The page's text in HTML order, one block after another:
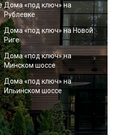
Дома «под ключ» на
Рублевке
Дома «под ключ» на Новой
Риге
Дома «под ключ» на
Минском шоссе
Дома «под ключ» на
Ильинском шоссе